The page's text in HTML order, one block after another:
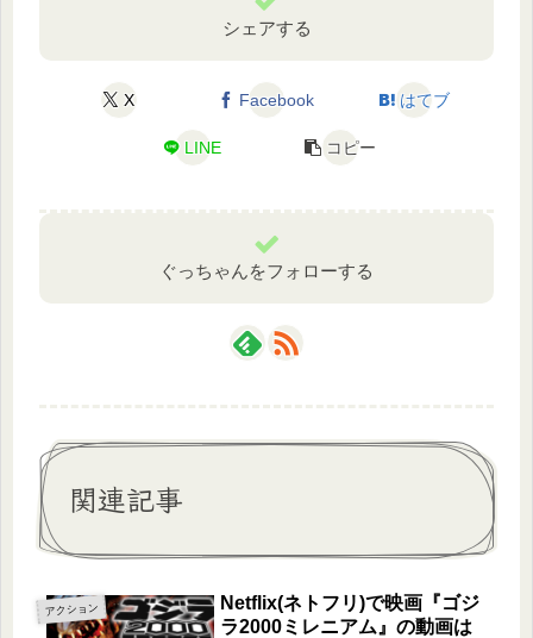
シェアする
X Facebook はてブ
LINE コピー
ぐっちゃんをフォローする
関連記事
アクション
Netflix(ネトフリ)で映画『ゴジ
ラ2000ミレニアム』の動画は